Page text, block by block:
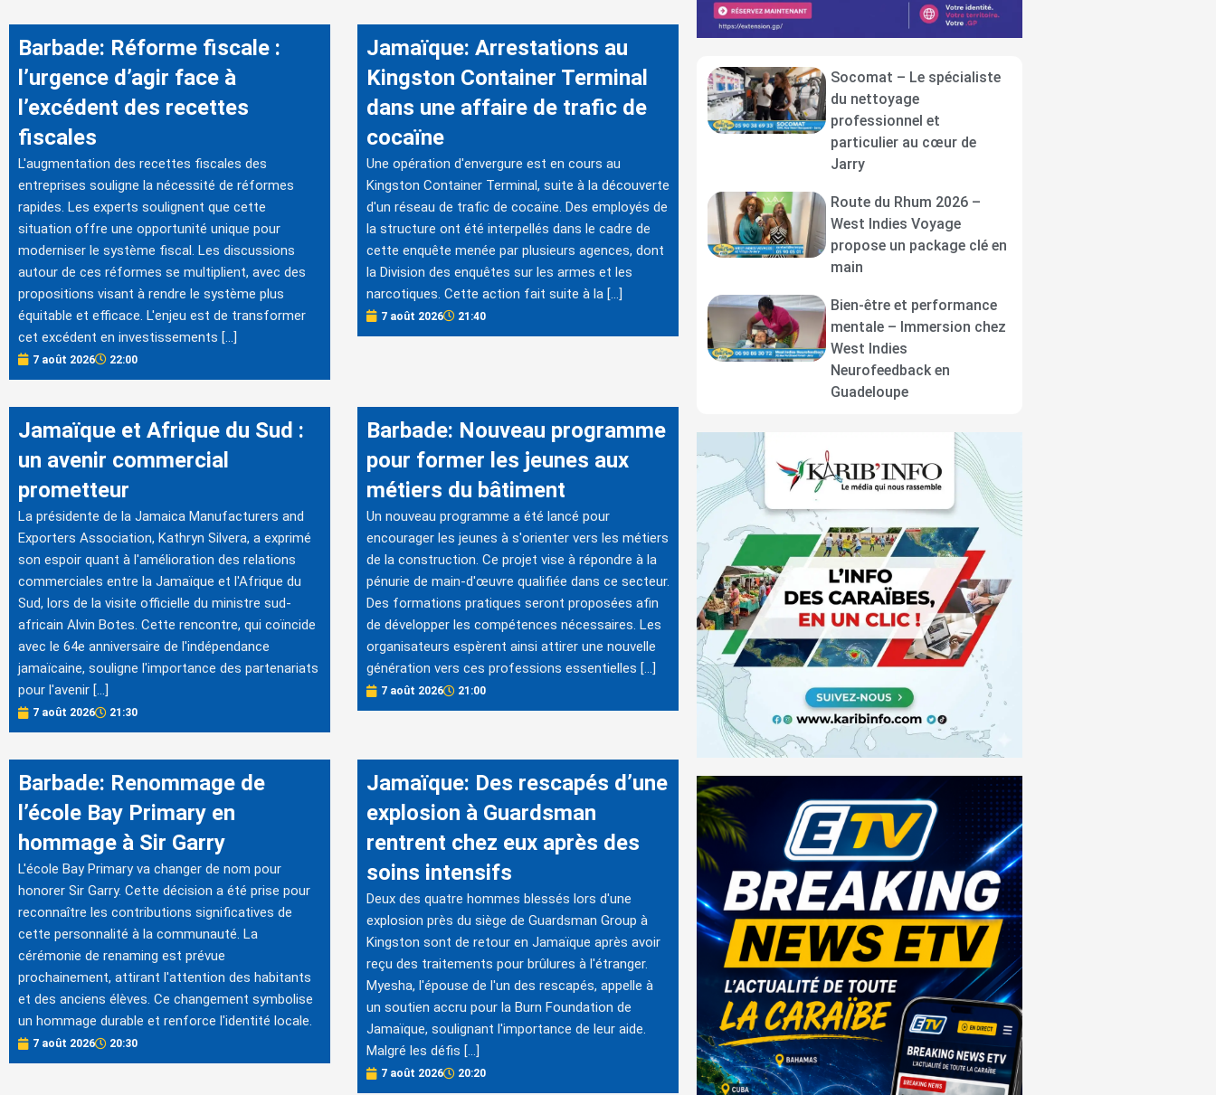
Barbade: Réforme fiscale :
l’urgence d’agir face à
l’excédent des recettes
fiscales
L'augmentation des recettes fiscales des
entreprises souligne la nécessité de réformes
rapides. Les experts soulignent que cette
situation offre une opportunité unique pour
moderniser le système fiscal. Les discussions
autour de ces réformes se multiplient, avec des
propositions visant à rendre le système plus
équitable et efficace. L'enjeu est de transformer
cet excédent en investissements […]
7 août 2026 22:00
Jamaïque: Arrestations au
Kingston Container Terminal
dans une affaire de trafic de
cocaïne
Une opération d'envergure est en cours au
Kingston Container Terminal, suite à la découverte
d'un réseau de trafic de cocaïne. Des employés de
la structure ont été interpellés dans le cadre de
cette enquête menée par plusieurs agences, dont
la Division des enquêtes sur les armes et les
narcotiques. Cette action fait suite à la […]
7 août 2026 21:40
Jamaïque et Afrique du Sud :
un avenir commercial
prometteur
La présidente de la Jamaica Manufacturers and
Exporters Association, Kathryn Silvera, a exprimé
son espoir quant à l'amélioration des relations
commerciales entre la Jamaïque et l'Afrique du
Sud, lors de la visite officielle du ministre sud-
africain Alvin Botes. Cette rencontre, qui coïncide
avec le 64e anniversaire de l'indépendance
jamaïcaine, souligne l'importance des partenariats
pour l'avenir […]
7 août 2026 21:30
Barbade: Nouveau programme
pour former les jeunes aux
métiers du bâtiment
Un nouveau programme a été lancé pour
encourager les jeunes à s'orienter vers les métiers
de la construction. Ce projet vise à répondre à la
pénurie de main-d'œuvre qualifiée dans ce secteur.
Des formations pratiques seront proposées afin
de développer les compétences nécessaires. Les
organisateurs espèrent ainsi attirer une nouvelle
génération vers ces professions essentielles […]
7 août 2026 21:00
Barbade: Renommage de
l’école Bay Primary en
hommage à Sir Garry
L'école Bay Primary va changer de nom pour
honorer Sir Garry. Cette décision a été prise pour
reconnaître les contributions significatives de
cette personnalité à la communauté. La
cérémonie de renaming est prévue
prochainement, attirant l'attention des habitants
et des anciens élèves. Ce changement symbolise
un hommage durable et renforce l'identité locale.
7 août 2026 20:30
Jamaïque: Des rescapés d’une
explosion à Guardsman
rentrent chez eux après des
soins intensifs
Deux des quatre hommes blessés lors d'une
explosion près du siège de Guardsman Group à
Kingston sont de retour en Jamaïque après avoir
reçu des traitements pour brûlures à l'étranger.
Myesha, l'épouse de l'un des rescapés, appelle à
un soutien accru pour la Burn Foundation de
Jamaïque, soulignant l'importance de leur aide.
Malgré les défis […]
7 août 2026 20:20
Socomat – Le spécialiste
du nettoyage
professionnel et
particulier au cœur de
Jarry
Route du Rhum 2026 –
West Indies Voyage
propose un package clé en
main
Bien-être et performance
mentale – Immersion chez
West Indies
Neurofeedback en
Guadeloupe